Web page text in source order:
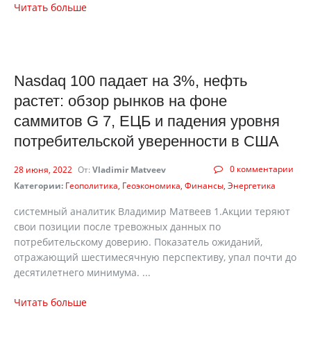
Читать больше
Nasdaq 100 падает на 3%, нефть
растет: обзор рынков на фоне
саммитов G 7, ЕЦБ и падения уровня
потребительской уверенности в США
0 комментарии
28 июня, 2022 От: Vladimir Matveev
Категории: Геополитика Геоэкономика Финансы Энергетика
системный аналитик Владимир Матвеев 1.Акции теряют
свои позиции после тревожных данных по
потребительскому доверию. Показатель ожиданий,
отражающий шестимесячную перспективу, упал почти до
десятилетнего минимума. ...
Читать больше